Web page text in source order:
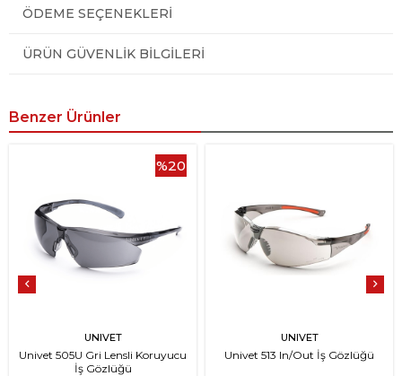
ÖDEME SEÇENEKLERI
ÜRÜN GÜVENLIK BILGILERI
Benzer Ürünler
UNIVET
Univet 505U Gri Lensli Koruyucu
İş Gözlüğü
%20
UNIVET
Univet 513 In/Out İş Gözlüğü